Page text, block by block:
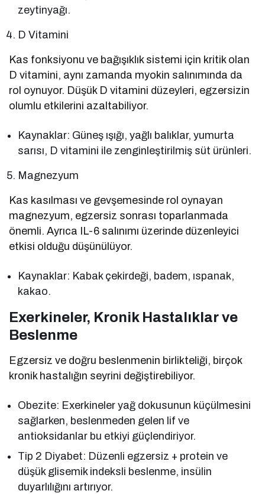
zeytinyağı.
D Vitamini
Kas fonksiyonu ve bağışıklık sistemi için kritik olan
D vitamini, aynı zamanda myokin salınımında da
rol oynuyor. Düşük D vitamini düzeyleri, egzersizin
olumlu etkilerini azaltabiliyor.
Kaynaklar: Güneş ışığı, yağlı balıklar, yumurta
sarısı, D vitamini ile zenginleştirilmiş süt ürünleri.
Magnezyum
Kas kasılması ve gevşemesinde rol oynayan
magnezyum, egzersiz sonrası toparlanmada
önemli. Ayrıca IL-6 salınımı üzerinde düzenleyici
etkisi olduğu düşünülüyor.
Kaynaklar: Kabak çekirdeği, badem, ıspanak,
kakao.
Exerkineler, Kronik Hastalıklar ve
Beslenme
Egzersiz ve doğru beslenmenin birlikteliği, birçok
kronik hastalığın seyrini değiştirebiliyor.
Obezite: Exerkineler yağ dokusunun küçülmesini
sağlarken, beslenmeden gelen lif ve
antioksidanlar bu etkiyi güçlendiriyor.
Tip 2 Diyabet: Düzenli egzersiz + protein ve
düşük glisemik indeksli beslenme, insülin
duyarlılığını artırıyor.